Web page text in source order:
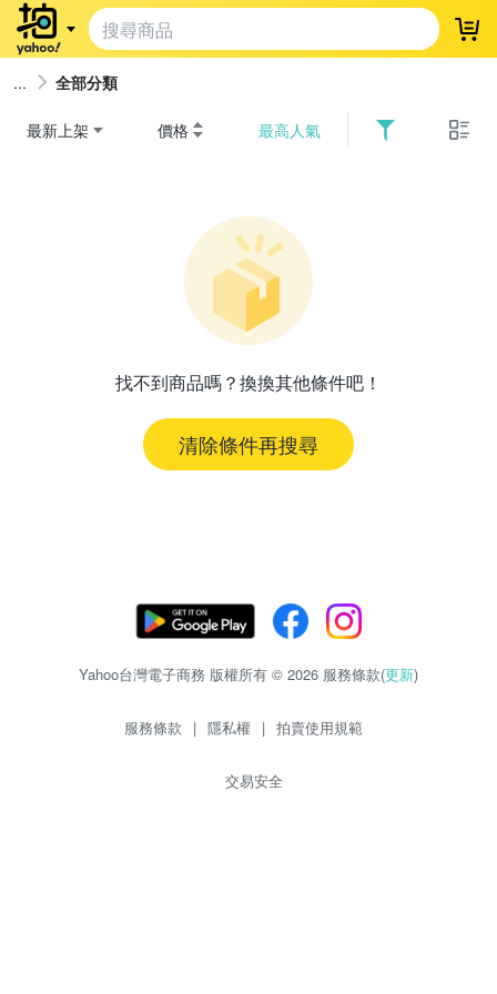
登
全部分類
最新上架 價格 最高人氣
找不到商品嗎？換換其他條件吧！
清除條件再搜尋
Yahoo台灣電子商務 版權所有 © 2026 服務條款(更新)
服務條款 | 隱私權 | 拍賣使用規範
交易安全